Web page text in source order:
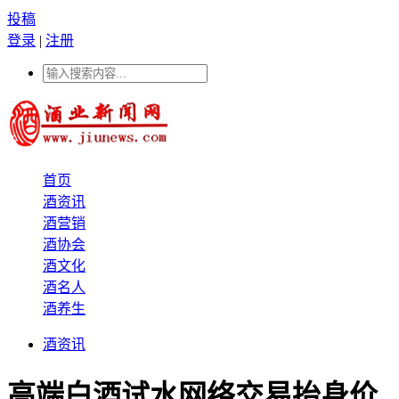
投稿
登录 | 注册
首页
酒资讯
酒营销
酒协会
酒文化
酒名人
酒养生
酒资讯